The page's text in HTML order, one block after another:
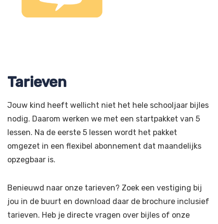
Tarieven
Jouw kind heeft wellicht niet het hele schooljaar bijles
nodig. Daarom werken we met een startpakket van 5
lessen. Na de eerste 5 lessen wordt het pakket
omgezet in een flexibel abonnement dat maandelijks
opzegbaar is.
Benieuwd naar onze tarieven? Zoek een vestiging bij
jou in de buurt en download daar de brochure inclusief
tarieven. Heb je directe vragen over bijles of onze